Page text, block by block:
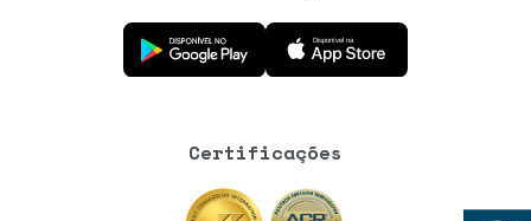
Baixe o aplicativo na Google Play Store
Baixe o aplicativo na App Store
Certificações